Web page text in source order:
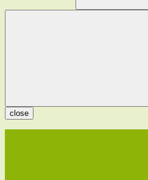
close